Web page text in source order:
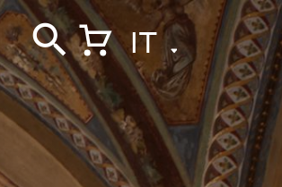
IT